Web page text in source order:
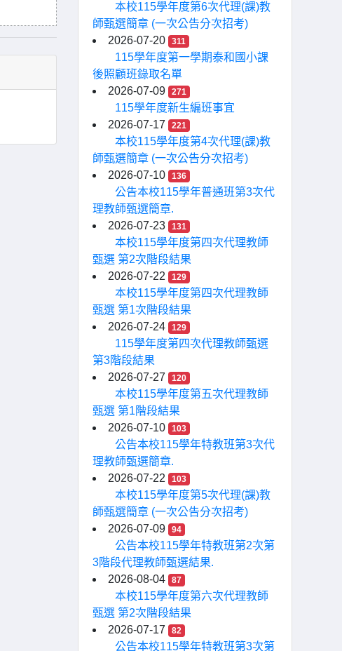
本校115學年度第6次代理(課)教
師甄選簡章 (一次公告分次招考)
2026-07-20
311
115學年度第一學期泰和國小課
後照顧班錄取名單
2026-07-09
271
115學年度新生編班事宜
2026-07-17
221
本校115學年度第4次代理(課)教
師甄選簡章 (一次公告分次招考)
2026-07-10
136
公告本校115學年普通班第3次代
理教師甄選簡章.
2026-07-23
131
本校115學年度第四次代理教師
甄選 第2次階段結果
2026-07-22
129
本校115學年度第四次代理教師
甄選 第1次階段結果
2026-07-24
129
115學年度第四次代理教師甄選
第3階段結果
2026-07-27
120
本校115學年度第五次代理教師
甄選 第1階段結果
2026-07-10
103
公告本校115學年特教班第3次代
理教師甄選簡章.
2026-07-22
103
本校115學年度第5次代理(課)教
師甄選簡章 (一次公告分次招考)
2026-07-09
94
公告本校115學年特教班第2次第
3階段代理教師甄選結果.
2026-08-04
87
本校115學年度第六次代理教師
甄選 第2次階段結果
2026-07-17
82
公告本校115學年特教班第3次第